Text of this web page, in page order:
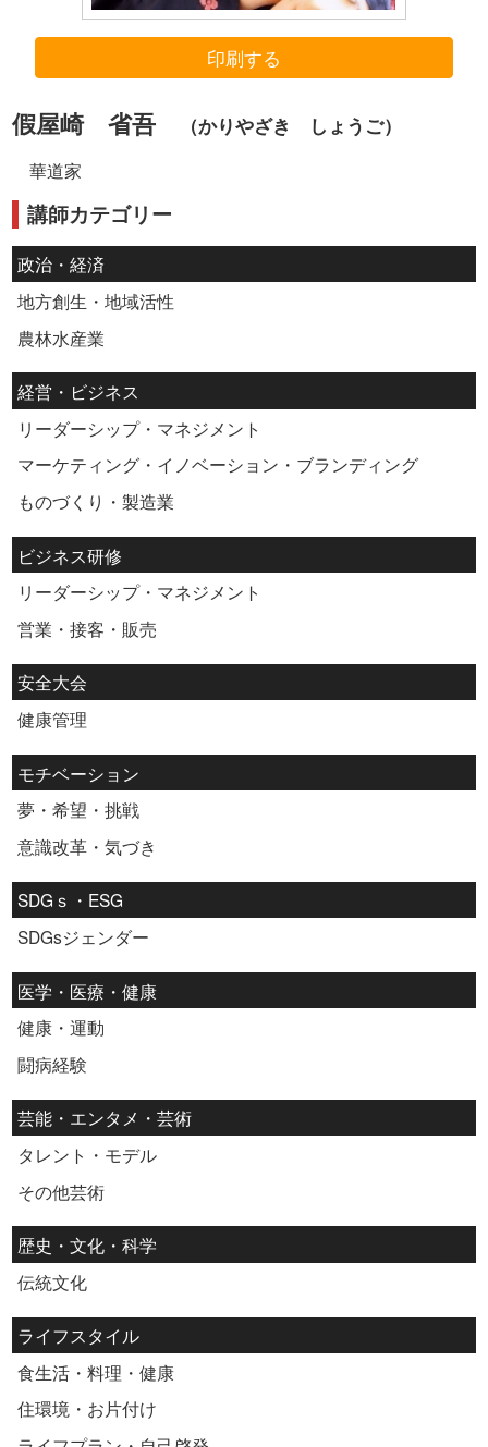
印刷する
假屋崎 省吾 （かりやざき しょうご）
華道家
講師カテゴリー
政治・経済
地方創生・地域活性
農林水産業
経営・ビジネス
リーダーシップ・マネジメント
マーケティング・イノベーション・ブランディング
ものづくり・製造業
ビジネス研修
リーダーシップ・マネジメント
営業・接客・販売
安全大会
健康管理
モチベーション
夢・希望・挑戦
意識改革・気づき
SDGｓ・ESG
SDGsジェンダー
医学・医療・健康
健康・運動
闘病経験
芸能・エンタメ・芸術
タレント・モデル
その他芸術
歴史・文化・科学
伝統文化
ライフスタイル
食生活・料理・健康
住環境・お片付け